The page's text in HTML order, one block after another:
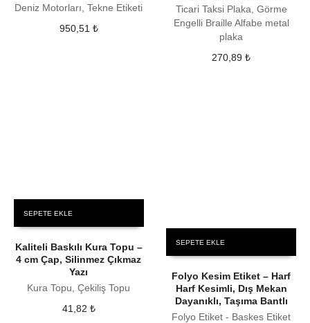
Deniz Motorları, Tekne Etiketi
950,51 ₺
Ticari Taksi Plaka, Görme
Engelli Braille Alfabe metal
plaka
270,89₺
SEPETE EKLE
Kaliteli Baskılı Kura Topu –
4 cm Çap, Silinmez Çıkmaz
Yazı
Kura Topu, Çekiliş Topu
41,82 ₺
SEPETE EKLE
Folyo Kesim Etiket – Harf
Harf Kesimli, Dış Mekan
Dayanıklı, Taşıma Bantlı
Folyo Etiket - Baskes Etiket